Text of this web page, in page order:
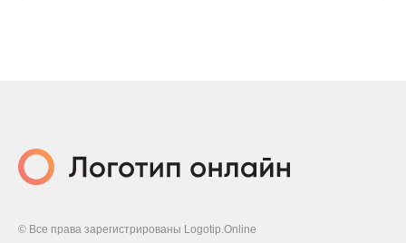
© Все права зарегистрированы Logotip.Online